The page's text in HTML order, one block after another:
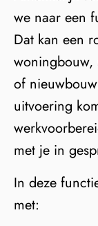
we naar een
Dat kan een
of
uitvoering
met je in
In deze
met: